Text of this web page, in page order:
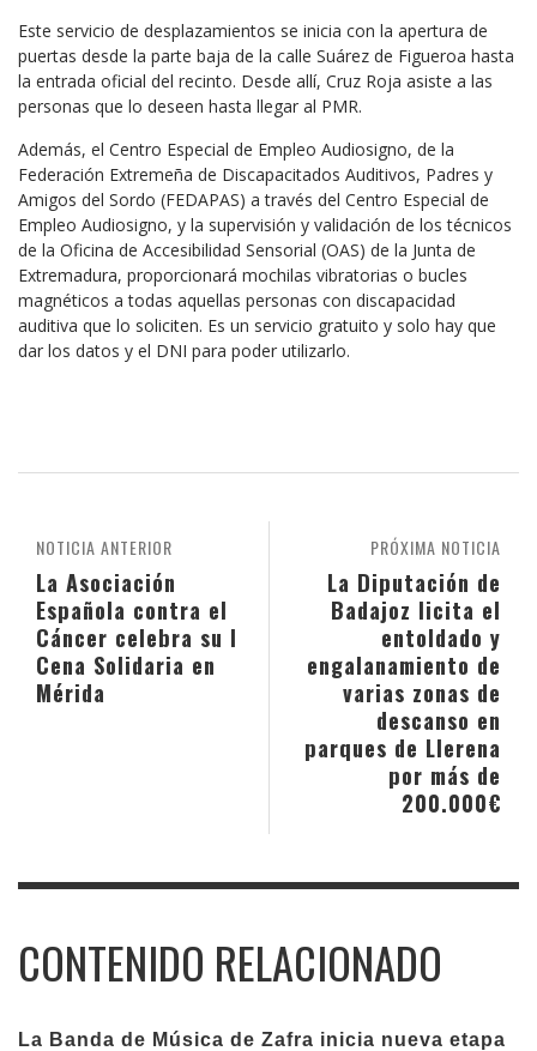
Este servicio de desplazamientos se inicia con la apertura de
puertas desde la parte baja de la calle Suárez de Figueroa hasta
la entrada oficial del recinto. Desde allí, Cruz Roja asiste a las
personas que lo deseen hasta llegar al PMR.
Además, el Centro Especial de Empleo Audiosigno, de la
Federación Extremeña de Discapacitados Auditivos, Padres y
Amigos del Sordo (FEDAPAS) a través del Centro Especial de
Empleo Audiosigno, y la supervisión y validación de los técnicos
de la Oficina de Accesibilidad Sensorial (OAS) de la Junta de
Extremadura, proporcionará mochilas vibratorias o bucles
magnéticos a todas aquellas personas con discapacidad
auditiva que lo soliciten. Es un servicio gratuito y solo hay que
dar los datos y el DNI para poder utilizarlo.
PRÓXIMA NOTICIA
La Diputación de
Badajoz licita el
entoldado y
engalanamiento de
varias zonas de
descanso en
parques de Llerena
por más de
200.000€
NOTICIA ANTERIOR
La Asociación
Española contra el
Cáncer celebra su I
Cena Solidaria en
Mérida
CONTENIDO RELACIONADO
La Banda de Música de Zafra inicia nueva etapa